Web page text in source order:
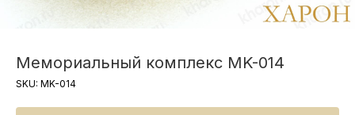
Мемориальный комплекс MK-014
SKU: MK-014